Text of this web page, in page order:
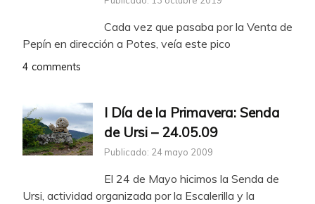
Cada vez que pasaba por la Venta de
Pepín en dirección a Potes, veía este pico
4 comments
I Día de la Primavera: Senda
de Ursi – 24.05.09
Publicado: 24 mayo 2009
El 24 de Mayo hicimos la Senda de
Ursi, actividad organizada por la Escalerilla y la